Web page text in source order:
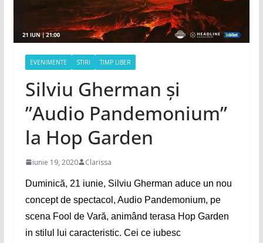
EVENIMENTE STIRI TIMP LIBER
Silviu Gherman și
”Audio Pandemonium”
la Hop Garden
iunie 19, 2020 Clarissa
Duminică, 21 iunie, Silviu Gherman aduce un nou
concept de spectacol, Audio Pandemonium, pe
scena Fool de Vară, animând terasa Hop Garden
in stilul lui caracteristic. Cei ce iubesc